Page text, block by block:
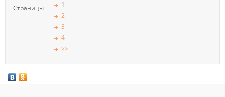
Страницы
1
2
3
4
>>